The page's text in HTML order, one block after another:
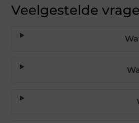
Veelgestelde